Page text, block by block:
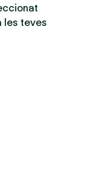
les teves